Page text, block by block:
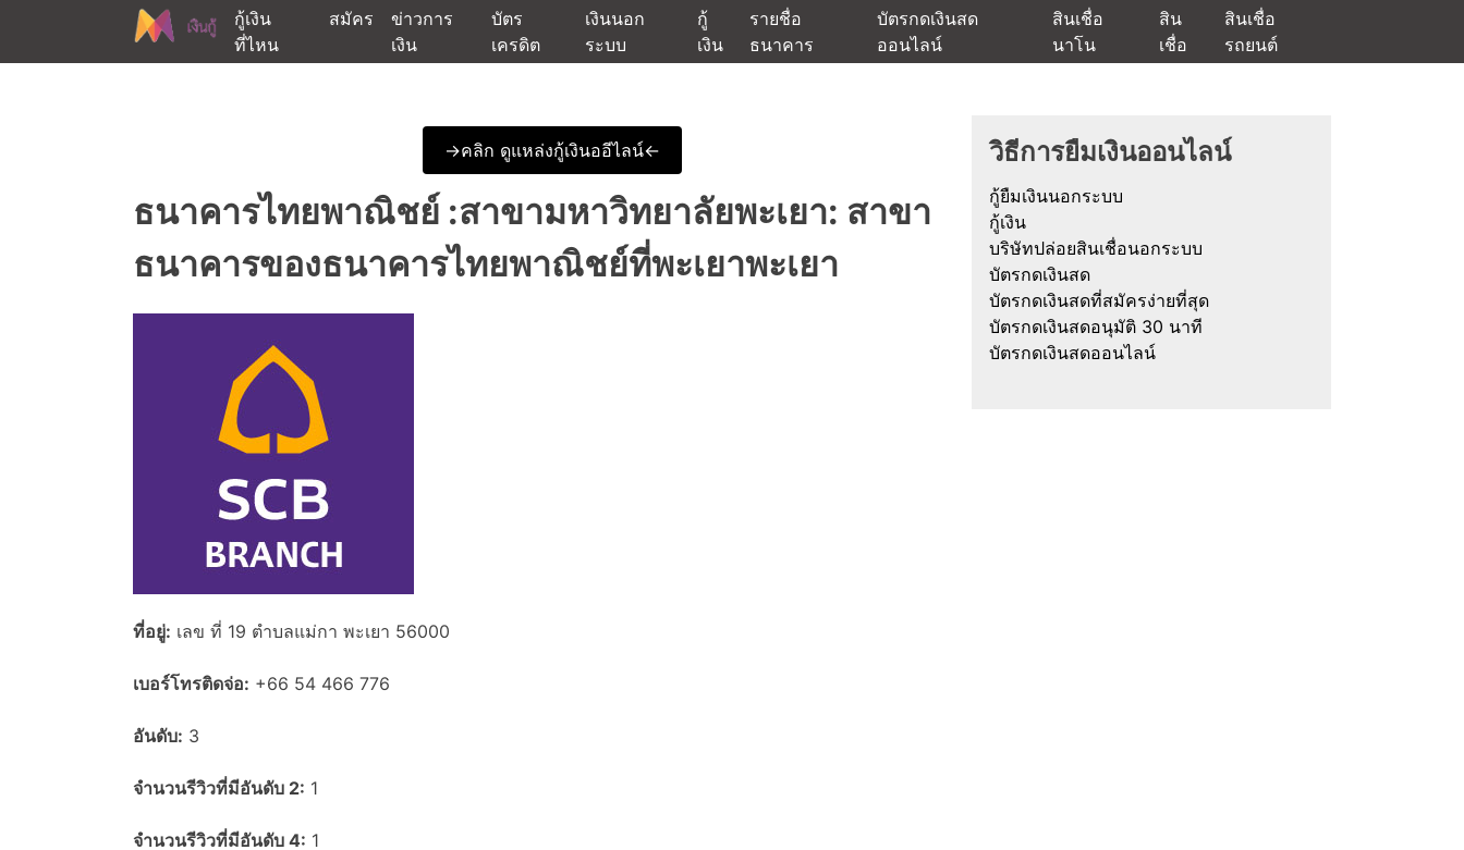
content
กู้เงิน
ที่ไหน
สมัคร
ข่าวการ
เงิน
บัตร
เครดิต
เงินนอก
ระบบ
กู้
เงิน
รายชื่อ
ธนาคาร
บัตรกดเงินสด
ออนไลน์
สินเชื่อ
นาโน
สิน
เชื่อ
สินเชื่อ
รถยนต์
->คลิก ดูแหล่งกู้เงินออีไลน์<-
ธนาคารไทยพาณิชย์ :สาขามหาวิทยาลัยพะเยา: สาขา
ธนาคารของธนาคารไทยพาณิชย์ที่พะเยาพะเยา
ที่อยู่: เลข ที่ 19 ตำบลแม่กา พะเยา 56000
เบอร์โทรติดจ่อ: +66 54 466 776
อันดับ: 3
จำนวนรีวิวที่มีอันดับ 2: 1
จำนวนรีวิวที่มีอันดับ 4: 1
วิธีการยืมเงินออนไลน์
กู้ยืมเงินนอกระบบ
กู้เงิน
บริษัทปล่อยสินเชื่อนอกระบบ
บัตรกดเงินสด
บัตรกดเงินสดที่สมัครง่ายที่สุด
บัตรกดเงินสดอนุมัติ 30 นาที
บัตรกดเงินสดออนไลน์